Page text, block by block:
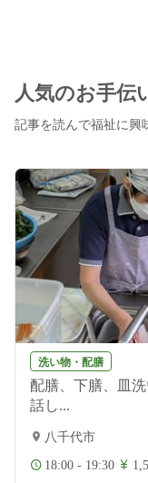
人気のお手伝
記事を読んで福祉に興
洗い物・配膳
配膳、下膳、皿
話し...
八千代市
18:00 - 19:30